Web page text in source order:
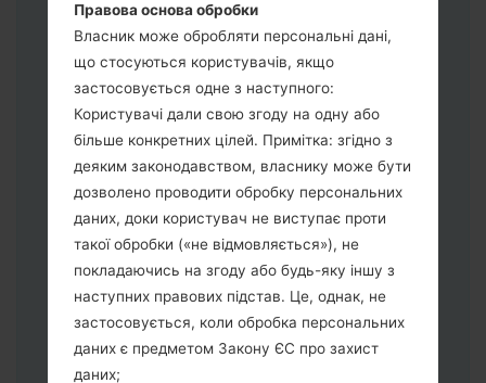
прошивки тут) або 5 (Вибрати 5 файл
прошивки тут) файлів для прошивки:
AP: "System & Recovery"
CP: "Modem & Radio"
CSC_***: "Country & Region & Operator"
HOME_CSC_***: "Country & Region &
Operator"
Додайте усі файли у програму Odin 3.
Якщо ви хочете прошити телефон та
скинути до заводських налаштувань
оберіть CSC_***, у іншому випадку
виберіть HOME_CSC_*** для
збереження Ваших даних.
Тепер вимкніть пристрій і увійдіть у
Правова основа обробки
Власник може обробляти персональні дані,
що стосуються користувачів, якщо
застосовується одне з наступного:
Користувачі дали свою згоду на одну або
більше конкретних цілей. Примітка: згідно з
деяким законодавством, власнику може бути
дозволено проводити обробку персональних
даних, доки користувач не виступає проти
такої обробки («не відмовляється»), не
покладаючись на згоду або будь-яку іншу з
наступних правових підстав. Це, однак, не
застосовується, коли обробка персональних
даних є предметом Закону ЄС про захист
даних;